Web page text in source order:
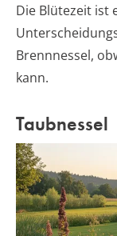
Die Blütezeit ist
Brennnessel,
kann.
Taubnessel